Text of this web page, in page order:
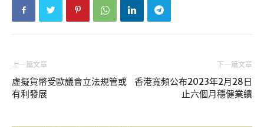
上一篇文章
虛擬貨幣受歐議會立法規管或
有利發展
下一篇文章
香港寬頻公布2023年2月28日
止六個月穩健業績